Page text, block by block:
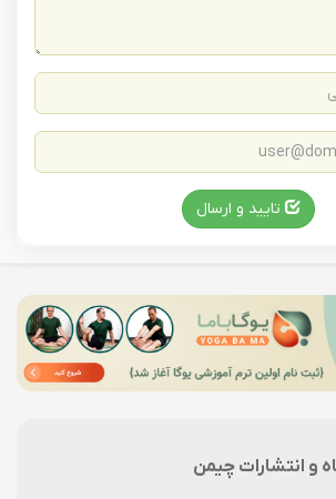
و انتشارات چیمن